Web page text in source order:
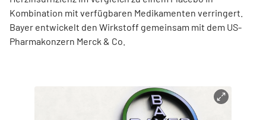
Kombination mit verfügbaren Medikamenten verringert.
Bayer entwickelt den Wirkstoff gemeinsam mit dem US-
Pharmakonzern Merck & Co.